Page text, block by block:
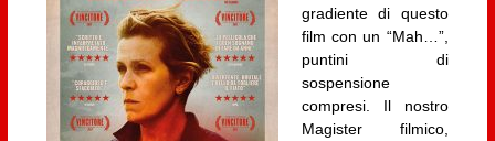
gradiente di questo
film con un “Mah…”,
puntini di
sospensione
compresi. Il nostro
Magister filmico,